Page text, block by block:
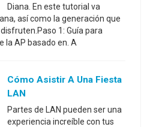
Diana. En este tutorial va
así como la generación que
1: Guía para
la AP basado en. A
Cómo Asistir A Una Fiesta
LAN
Partes de LAN pueden ser una
experiencia increíble con tus